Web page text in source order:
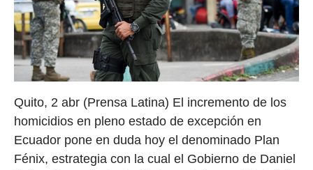
Quito, 2 abr (Prensa Latina) El incremento de los
homicidios en pleno estado de excepción en
Ecuador pone en duda hoy el denominado Plan
Fénix, estrategia con la cual el Gobierno de Daniel